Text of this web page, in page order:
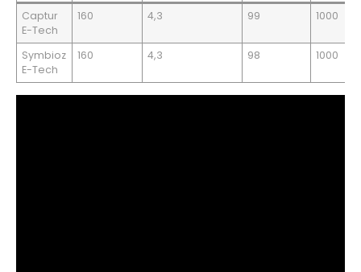
Captur
E-Tech
160 4,3 99 1000
Symbioz
E-Tech
160 4,3 98 1000